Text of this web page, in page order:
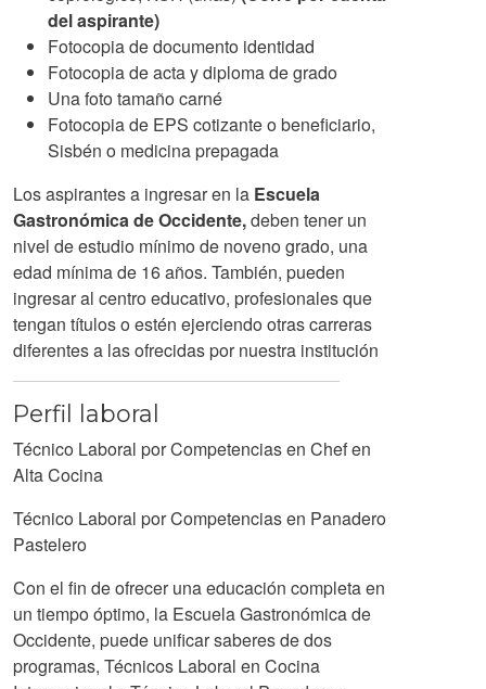
del aspirante)
Fotocopia de documento identidad
Fotocopia de acta y diploma de grado
Una foto tamaño carné
Fotocopia de EPS cotizante o beneficiario,
Sisbén o medicina prepagada
Los aspirantes a ingresar en la Escuela
Gastronómica de Occidente,deben tener un
nivel de estudio mínimo de noveno grado, una
edad mínima de 16 años. También, pueden
ingresar al centro educativo, profesionales que
tengan títulos o estén ejerciendo otras carreras
diferentes a las ofrecidas por nuestra institución
Perfil laboral
Técnico Laboral por Competencias en Chef en
Alta Cocina
Técnico Laboral por Competencias en Panadero
Pastelero
Con el fin de ofrecer una educación completa en
un tiempo óptimo, la Escuela Gastronómica de
Occidente, puede unificar saberes de dos
programas, Técnicos Laboral en Cocina